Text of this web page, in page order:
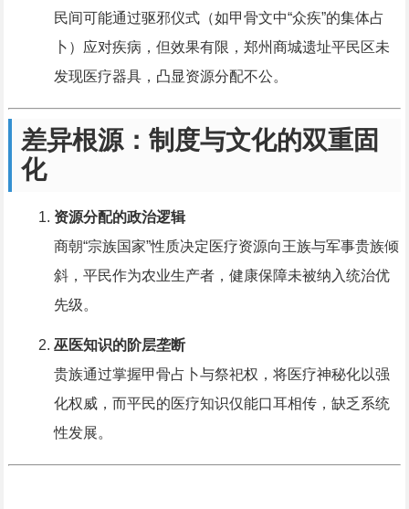
民间可能通过驱邪仪式（如甲骨文中“众疾”的集体占
卜）应对疾病，但效果有限，郑州商城遗址平民区未
发现医疗器具，凸显资源分配不公。
差异根源：制度与文化的双重固
化
资源分配的政治逻辑
商朝“宗族国家”性质决定医疗资源向王族与军事贵族倾
斜，平民作为农业生产者，健康保障未被纳入统治优
先级。
巫医知识的阶层垄断
贵族通过掌握甲骨占卜与祭祀权，将医疗神秘化以强
化权威，而平民的医疗知识仅能口耳相传，缺乏系统
性发展。